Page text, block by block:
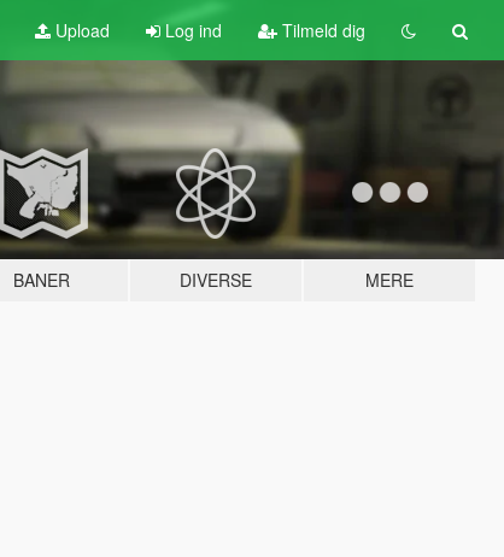
Upload Log ind Tilmeld dig
BANER DIVERSE MERE